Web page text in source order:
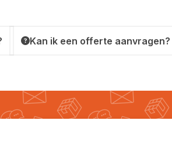
Kan ik een offerte aanvragen?